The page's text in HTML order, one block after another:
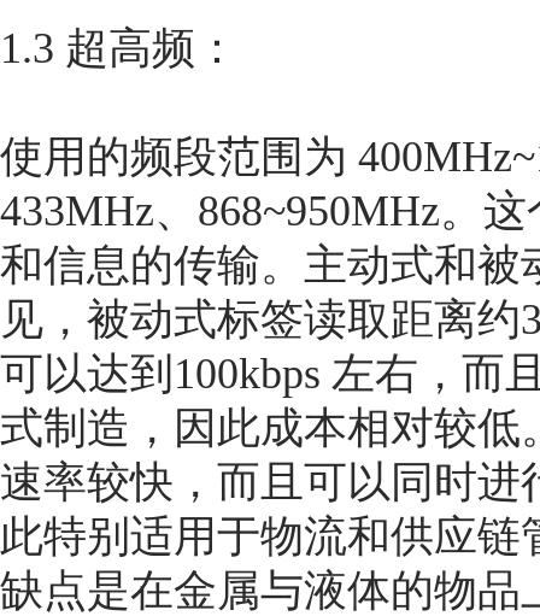
1.3 超高频：
使用的频段范围为
433MHz、868~950MHz。
和信息的传输。主动式和
见，被动式标签读取距离约
可以达到100kbps 左右，而
式制造，因此成本相对较
速率较快，而且可以同时
此特别适用于物流和供应
缺点是在金属与液体的物